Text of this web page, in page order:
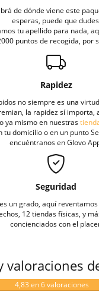
de dónde viene este
esperas, puede que
tu apellido para nada,
puntos de recogida, por
Rapidez
no siempre es una
la rapidez sí importa,
ya mismo en nuestras
tu domicilio o en un punto
encuéntranos en Glovo
Seguridad
un grado, aquí
12 tiendas físicas, y
concienciados con el
valoraciones
4,83 en 6 valoraciones